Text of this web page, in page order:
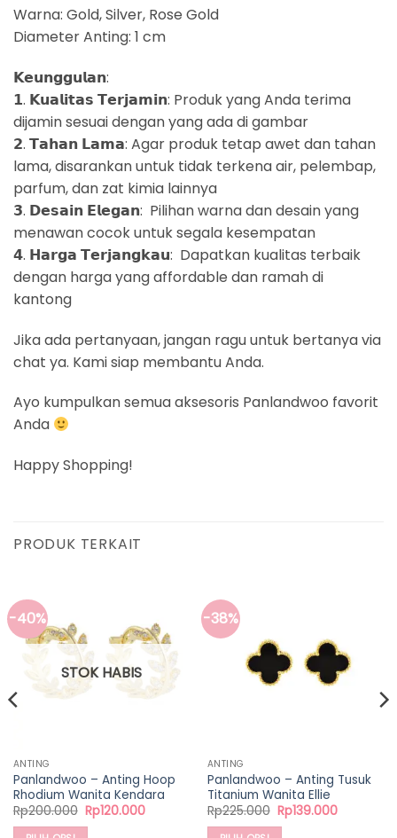
Warna: Gold, Silver, Rose Gold
Diameter Anting: 1 cm
𝗞𝗲𝘂𝗻𝗴𝗴𝘂𝗹𝗮𝗻:
𝟭. 𝗞𝘂𝗮𝗹𝗶𝘁𝗮𝘀 𝗧𝗲𝗿𝗷𝗮𝗺𝗶𝗻: Produk yang Anda terima
dijamin sesuai dengan yang ada di gambar
𝟮. 𝗧𝗮𝗵𝗮𝗻 𝗟𝗮𝗺𝗮: Agar produk tetap awet dan tahan
lama, disarankan untuk tidak terkena air, pelembap,
parfum, dan zat kimia lainnya
𝟯. 𝗗𝗲𝘀𝗮𝗶𝗻 𝗘𝗹𝗲𝗴𝗮𝗻: Pilihan warna dan desain yang
menawan cocok untuk segala kesempatan
𝟰. 𝗛𝗮𝗿𝗴𝗮 𝗧𝗲𝗿𝗷𝗮𝗻𝗴𝗸𝗮𝘂: Dapatkan kualitas terbaik
dengan harga yang affordable dan ramah di
kantong
Jika ada pertanyaan, jangan ragu untuk bertanya via
chat ya. Kami siap membantu Anda.
Ayo kumpulkan semua aksesoris Panlandwoo favorit
Anda
Happy Shopping!
PRODUK TERKAIT
-40%
STOK HABIS
ANTING
Panlandwoo – Anting Hoop
Rhodium Wanita Kendara
Rp200.000 Harga
aslinya
Rp120.000Harga
-38%
ANTING
Panlandwoo – Anting Tusuk
Titanium Wanita Ellie
Rp225.000 Harga
aslinya
Rp139.000Harga